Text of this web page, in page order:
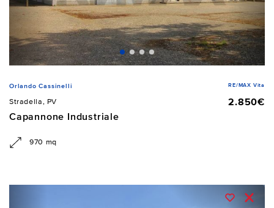
Orlando Cassinelli RE/MAX Vita
Stradella, PV
2.850€
Capannone Industriale
970 mq